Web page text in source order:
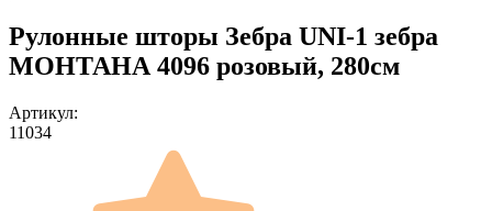
Рулонные шторы Зебра UNI-1 зебра
МОНТАНА 4096 розовый, 280см
Артикул:
11034